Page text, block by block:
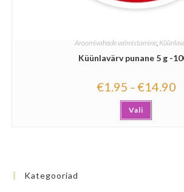
Aroomivahade valmistamine,
Küünlavärv punane 5 g -
€1.95 –€14.90
Vali
Kategooriad